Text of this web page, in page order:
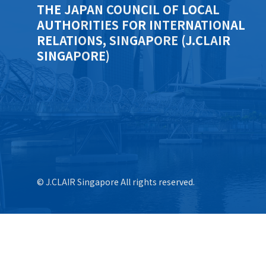
THE JAPAN COUNCIL OF LOCAL
AUTHORITIES FOR INTERNATIONAL
RELATIONS, SINGAPORE (J.CLAIR
SINGAPORE)
© J.CLAIR Singapore All rights reserved.